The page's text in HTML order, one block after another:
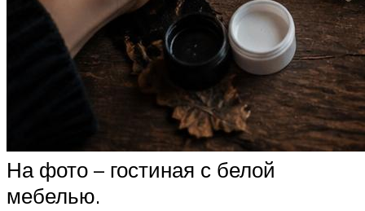
На фото – гостиная с белой
мебелью.